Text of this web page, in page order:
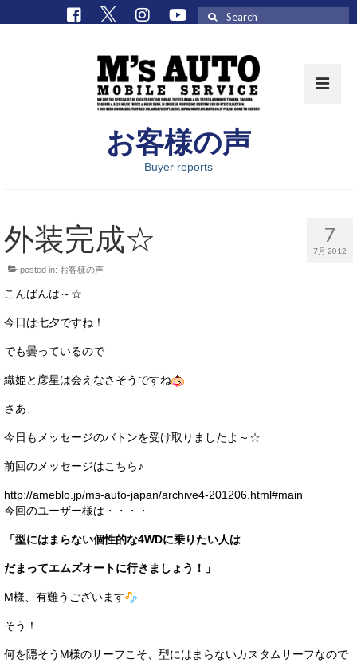
取扱車種一覧
M’sCollectionパーツ一覧
エムズオート
サービス・保証
店舗情報
店舗情報
会社概要
トップメッセージ
スタッフ紹介
ブログ
お客様の声
Buyer reports
7
7月 2012
外装完成☆
posted in: お客様の声
こんばんは～☆
今日は七夕ですね！
でも曇っているので
織姫と彦星は会えなさそうですね
さあ、
今日もメッセージのバトンを受け取りましたよ～☆
前回のメッセージはこちら♪
http://ameblo.jp/ms-auto-japan/archive4-201206.html#main
今回のユーザー様は・・・・
「型にはまらない個性的な4WDに乗りたい人は
だまってエムズオートに行きましょう！」
M様、有難うございます
そう！
何を隠そうM様のサーフこそ、型にはまらないカスタムサーフなので